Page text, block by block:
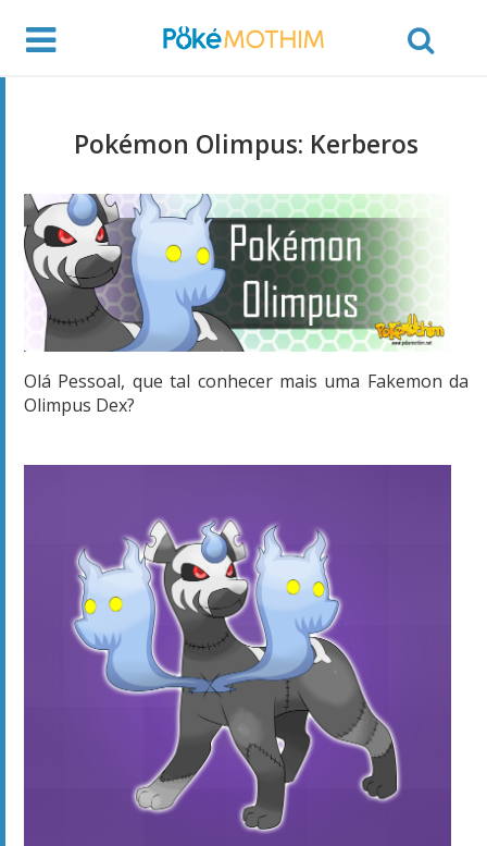
Pokémon Olimpus: Kerberos
Olá Pessoal, que tal conhecer mais uma Fakemon da
Olimpus Dex?